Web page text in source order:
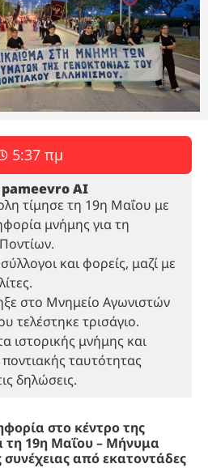
5:37 πμ
pameevro AI
τίμησε τη 19η Μαΐου με
μνήμης για τη
και φορείς, μαζί με
στο Μνημείο Αγωνιστών
τελέστηκε τρισάγιο.
ιστορικής μνήμης και
ταυτότητας
δηλώσεις.
στο κέντρο της
τη 19η Μαΐου – Μήνυμα
συνέχειας από εκατοντάδες